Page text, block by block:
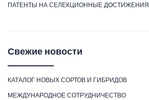
ПАТЕНТЫ НА СЕЛЕКЦИОННЫЕ ДОСТИЖЕНИЯ
Свежие новости
КАТАЛОГ НОВЫХ СОРТОВ И ГИБРИДОВ
МЕЖДУНАРОДНОЕ СОТРУДНИЧЕСТВО